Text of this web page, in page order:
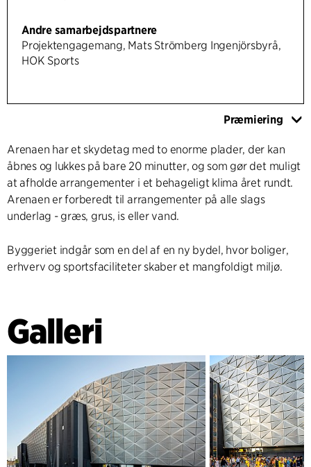
Andre samarbejdspartnere
Projektengagemang, Mats Strömberg Ingenjörsbyrå,
HOK Sports
Præmiering
Arenaen har et skydetag med to enorme plader, der kan
åbnes og lukkes på bare 20 minutter, og som gør det muligt
at afholde arrangementer i et behageligt klima året rundt.
Arenaen er forberedt til arrangementer på alle slags
underlag - græs, grus, is eller vand.
Byggeriet indgår som en del af en ny bydel, hvor boliger,
erhverv og sportsfaciliteter skaber et mangfoldigt miljø.
Galleri